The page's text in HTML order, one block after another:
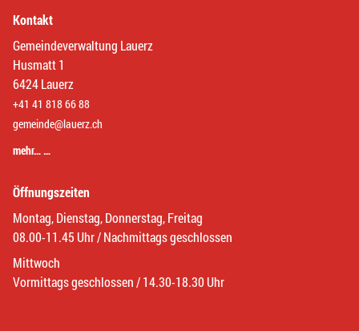
Kontakt
Gemeindeverwaltung Lauerz
Husmatt 1
6424 Lauerz
+41 41 818 66 88
gemeinde@lauerz.ch
mehr… …
Öffnungszeiten
Montag, Dienstag, Donnerstag, Freitag
08.00-11.45 Uhr / Nachmittags geschlossen
Mittwoch
Vormittags geschlossen / 14.30-18.30 Uhr